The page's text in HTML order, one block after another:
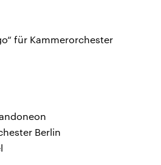
für Kammerorchester
Berlin